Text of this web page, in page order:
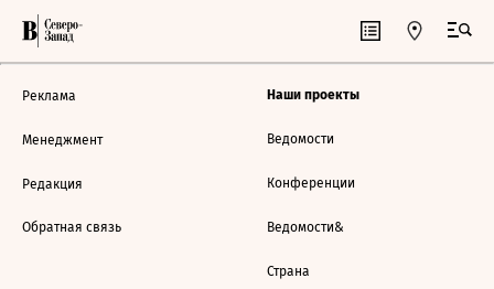
Реклама
Менеджмент
Редакция
Обратная связь
Наши проекты
Ведомости
Конференции
Ведомости&
Страна